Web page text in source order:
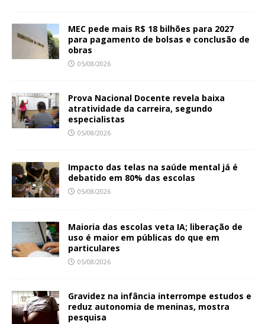
MEC pede mais R$ 18 bilhões para 2027
para pagamento de bolsas e conclusão de
obras
05/08/2026
Prova Nacional Docente revela baixa
atratividade da carreira, segundo
especialistas
05/08/2026
Impacto das telas na saúde mental já é
debatido em 80% das escolas
05/08/2026
Maioria das escolas veta IA; liberação de
uso é maior em públicas do que em
particulares
05/08/2026
Gravidez na infância interrompe estudos e
reduz autonomia de meninas, mostra
pesquisa